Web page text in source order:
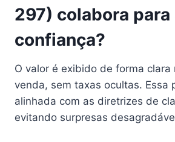
297) colabora para
confiança?
O valor é exibido de forma clara
venda, sem taxas ocultas. Essa
alinhada com as diretrizes de
evitando surpresas